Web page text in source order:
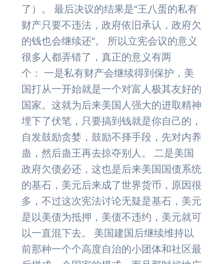
了）。 最后决议的结果是“王八蛋的私有
财产只要不违法，政府依旧承认，政府欠
的钱也会继续还“。 所以立宪会议的意义
很多人都弄错了，真正的意义有两
个： 一是私有财产会继续得到保护，美
国打从一开始就是一个对富人极其友好的
国家。这就为后来美国人强大的进取精神
埋下了伏笔，只要搞到钱就是你自己的，
自发鼓励贪婪，鼓励不择手段，先对内养
蛊，然后蛊王再去掠夺别人。 二是美国
政府欠债必还，这也是后来美国国债系统
的基石，美元后来成了世界货币，原因很
多，不过这次宪法讨论无疑是基石，美元
是以美债为抵押，美债不违约，美元就可
以一直混下去。 美国建国后继续维持以
前那种一个个高度自治的小团体和社区最